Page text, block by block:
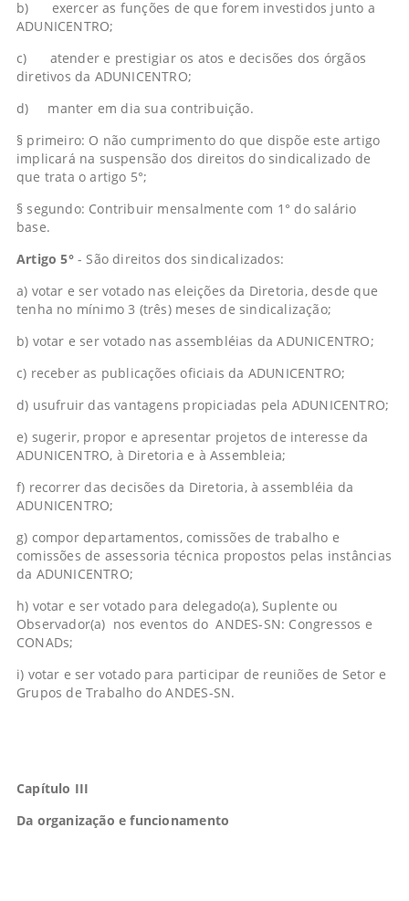
b) exercer as funções de que forem investidos junto a
ADUNICENTRO;
c) atender e prestigiar os atos e decisões dos órgãos
diretivos da ADUNICENTRO;
d) manter em dia sua contribuição.
§ primeiro: O não cumprimento do que dispõe este artigo
implicará na suspensão dos direitos do sindicalizado de
que trata o artigo 5°;
§ segundo: Contribuir mensalmente com 1° do salário
base.
Artigo 5° - São direitos dos sindicalizados:
a) votar e ser votado nas eleições da Diretoria, desde que
tenha no mínimo 3 (três) meses de sindicalização;
b) votar e ser votado nas assembléias da ADUNICENTRO;
c) receber as publicações oficiais da ADUNICENTRO;
d) usufruir das vantagens propiciadas pela ADUNICENTRO;
e) sugerir, propor e apresentar projetos de interesse da
ADUNICENTRO, à Diretoria e à Assembleia;
f) recorrer das decisões da Diretoria, à assembléia da
ADUNICENTRO;
g) compor departamentos, comissões de trabalho e
comissões de assessoria técnica propostos pelas instâncias
da ADUNICENTRO;
h) votar e ser votado para delegado(a), Suplente ou
Observador(a) nos eventos do ANDES-SN: Congressos e
CONADs;
i) votar e ser votado para participar de reuniões de Setor e
Grupos de Trabalho do ANDES-SN.
Capítulo III
Da organização e funcionamento